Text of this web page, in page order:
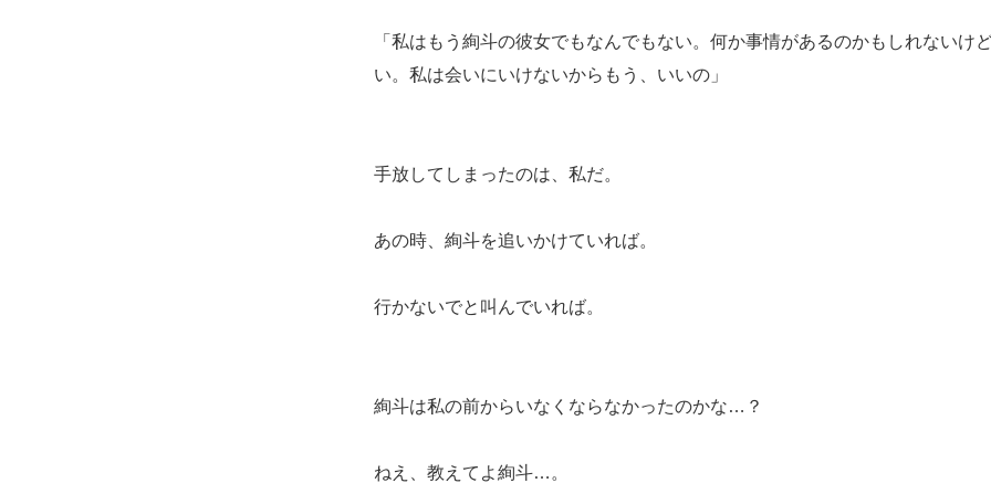
「私はもう絢斗の彼女でもなんでもない。何か事情があるのかもしれないけ
い。私は会いにいけないからもう、いいの」
手放してしまったのは、私だ。
あの時、絢斗を追いかけていれば。
行かないでと叫んでいれば。
絢斗は私の前からいなくならなかったのかな…？
ねえ、教えてよ絢斗…。